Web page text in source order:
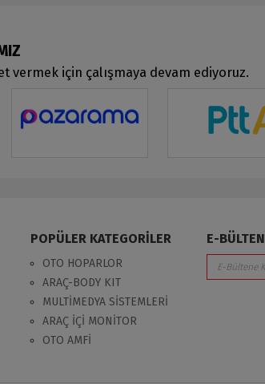
için çalışmaya devam ediyoruz.
POPÜLER KATEGORİLER
OTO HOPARLOR
ARAÇ-BODY KIT
MULTİMEDYA SİSTEMLERİ
ARAÇ İÇİ MONİTOR
OTO AMFİ
E-BÜLTEN